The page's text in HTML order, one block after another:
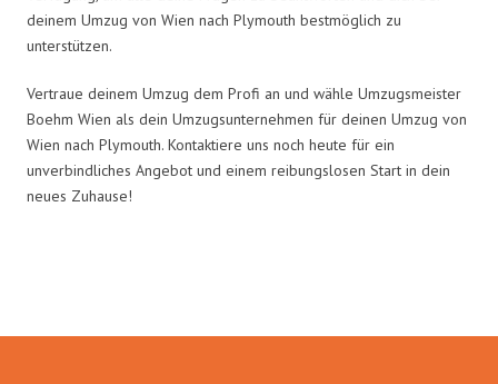
deinem Umzug von Wien nach Plymouth bestmöglich zu
unterstützen.
Vertraue deinem Umzug dem Profi an und wähle Umzugsmeister
Boehm Wien als dein Umzugsunternehmen für deinen Umzug von
Wien nach Plymouth. Kontaktiere uns noch heute für ein
unverbindliches Angebot und einem reibungslosen Start in dein
neues Zuhause!